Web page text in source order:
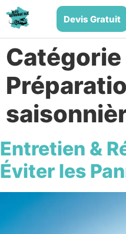
Devis Gratuit
Catégorie
Entretien &
Éviter les